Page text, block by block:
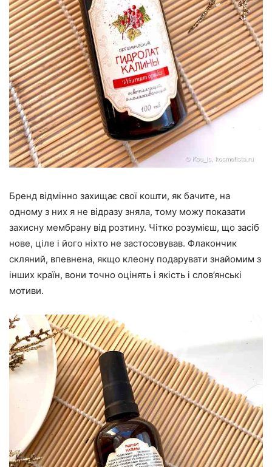
Бренд відмінно захищає свої кошти, як бачите, на
одному з них я не відразу зняла, тому можу показати
захисну мембрану від розтину. Чітко розумієш, що засіб
нове, ціле і його ніхто не застосовував. Флакончик
скляний, впевнена, якщо клеону подарувати знайомим з
інших країн, вони точно оцінять і якість і слов’янські
мотиви.